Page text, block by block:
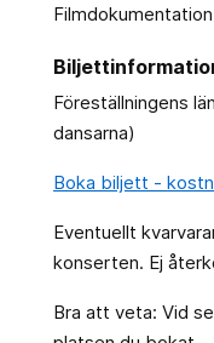
Föreställningens
dansarna)
Boka biljett -
Eventuellt
konserten. Ej
Bra att veta: Vid